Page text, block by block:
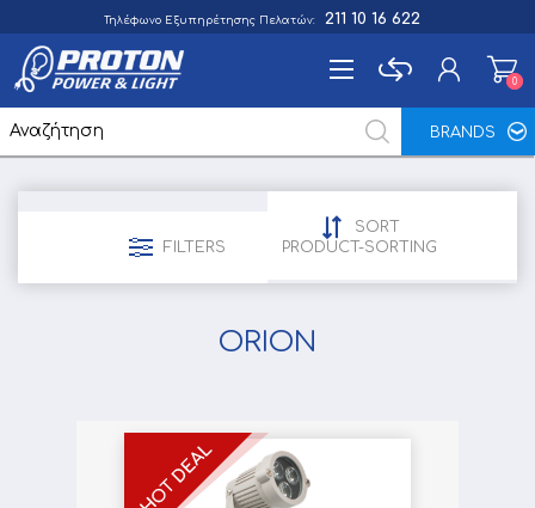
Τηλέφωνο Εξυπηρέτησης Πελατών: 211 10 16 622
BRANDS
Αγαπημένα
0
00
FILTERS
SORT
PRODUCT-SORTING
ORION